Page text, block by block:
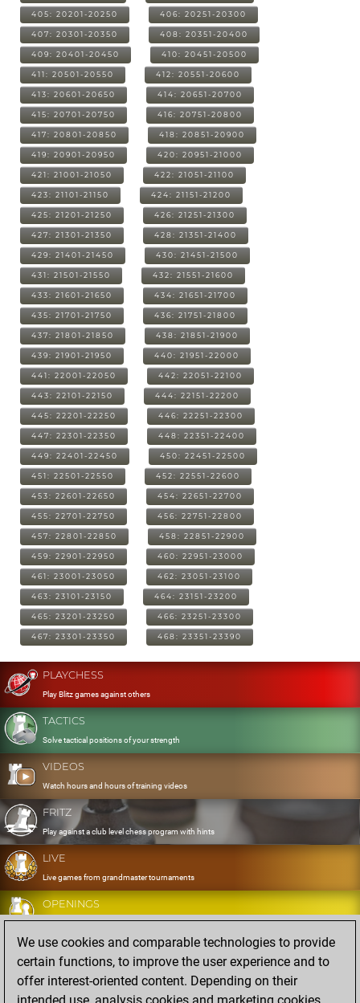
405: 20201-20250 406: 20251-20300
407: 20301-20350 408: 20351-20400
409: 20401-20450 410: 20451-20500
411: 20501-20550 412: 20551-20600
413: 20601-20650 414: 20651-20700
415: 20701-20750 416: 20751-20800
417: 20801-20850 418: 20851-20900
419: 20901-20950 420: 20951-21000
421: 21001-21050 422: 21051-21100
423: 21101-21150 424: 21151-21200
425: 21201-21250 426: 21251-21300
427: 21301-21350 428: 21351-21400
429: 21401-21450 430: 21451-21500
431: 21501-21550 432: 21551-21600
433: 21601-21650 434: 21651-21700
435: 21701-21750 436: 21751-21800
437: 21801-21850 438: 21851-21900
439: 21901-21950 440: 21951-22000
441: 22001-22050 442: 22051-22100
443: 22101-22150 444: 22151-22200
445: 22201-22250 446: 22251-22300
447: 22301-22350 448: 22351-22400
449: 22401-22450 450: 22451-22500
451: 22501-22550 452: 22551-22600
453: 22601-22650 454: 22651-22700
455: 22701-22750 456: 22751-22800
457: 22801-22850 458: 22851-22900
459: 22901-22950 460: 22951-23000
461: 23001-23050 462: 23051-23100
463: 23101-23150 464: 23151-23200
465: 23201-23250 466: 23251-23300
467: 23301-23350 468: 23351-23390
PLAYCHESS
Play Blitz games against others
TACTICS
Solve tactical positions of your strength
VIDEOS
Watch hours and hours of training videos
FRITZ
Play against a club level chess program with hints
LIVE
Live games from grandmaster tournaments
OPENINGS
Develop and exercise your openings
DATABASE
Eight million strong games
MYGAMES
We use cookies and comparable technologies to provide
certain functions, to improve the user experience and to
offer interest-oriented content. Depending on their